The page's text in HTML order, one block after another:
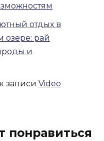
отдых в
озере: рай
и
к записи Video
понравиться